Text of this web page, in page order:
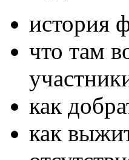
история
что там
как
как